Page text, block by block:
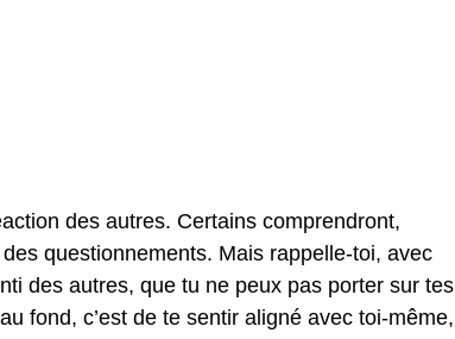
des autres. Certains comprendront,
questionnements. Mais rappelle-toi, avec
des autres, que tu ne peux pas porter sur tes
fond, c’est de te sentir aligné avec toi-même,